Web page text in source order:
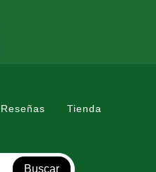
Reseñas Tienda
Buscar